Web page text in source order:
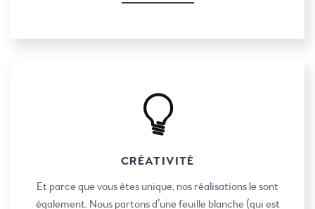
CRÉATIVITÉ
Et parce que vous êtes unique, nos réalisations le sont
également. Nous partons d’une feuille blanche (qui est